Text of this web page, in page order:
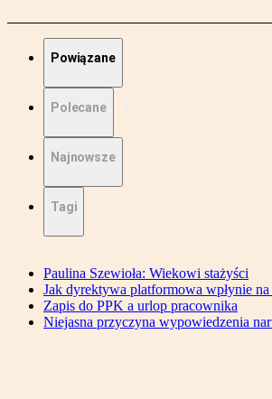
Powiązane
Polecane
Najnowsze
Tagi
Paulina Szewioła: Wiekowi stażyści
Jak dyrektywa platformowa wpłynie na
Zapis do PPK a urlop pracownika
Niejasna przyczyna wypowiedzenia